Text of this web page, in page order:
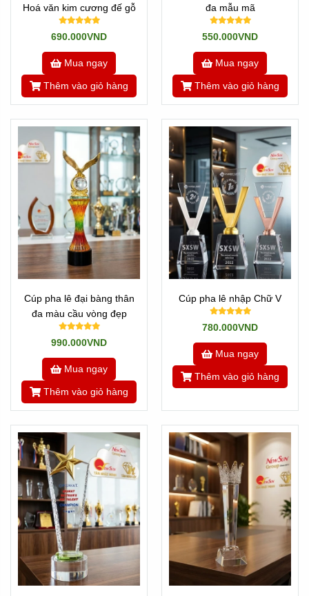
Hoá văn kim cương đế gỗ
690.000VND
Mua ngay
Thêm vào giỏ hàng
đa mẫu mã
550.000VND
Mua ngay
Thêm vào giỏ hàng
Cúp pha lê đại bàng thân
đa màu cầu vòng đẹp
990.000VND
Mua ngay
Thêm vào giỏ hàng
Cúp pha lê nhập Chữ V
780.000VND
Mua ngay
Thêm vào giỏ hàng